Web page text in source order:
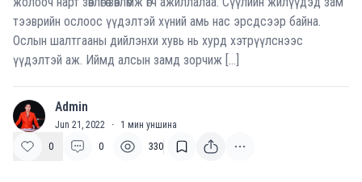
тээврийн ослоос үүдэлтэй хүний амь нас эрсдсээр байна.
Ослын шалтгааны дийлэнхи хувь нь хурд хэтрүүлснээс
үүдэлтэй аж. Иймд алсын замд зорчиж […]
A Admin
Jun 21, 2022 · 1 мин уншина
0
0 330